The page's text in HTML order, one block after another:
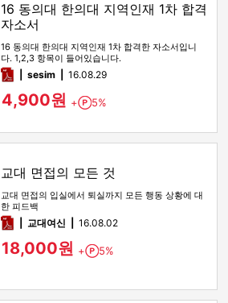
16 동의대 한의대 지역인재 1차 합격
자소서
16 동의대 한의대 지역인재 1차 합격한 자소서입니
다. 1,2,3 항목이 들어있습니다.
pdfsesim 16.08.29
4,900원 + Point
5%
교대 면접의 모든 것
교대 면접의 입실에서 퇴실까지 모든 행동 상황에 대
한 피드백
pdf교대여신 16.08.02
18,000원 + Point
5%